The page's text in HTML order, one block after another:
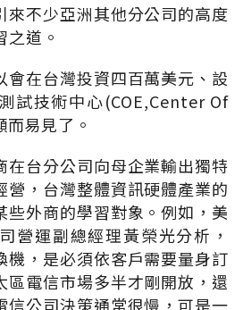
來不少亞洲其他分公司的高度
道。
會在台灣投資四百萬美元、設
試技術中心(COE,Center Of
易見了。
在台分公司向母企業輸出獨特
營，台灣整體資訊硬體產業的
些外商的學習對象。例如，美
營運副總經理黃榮光分析，
機，是必須依客戶需要量身訂
區電信市場多半才剛開放，還
信公司決策通常很慢，可是一